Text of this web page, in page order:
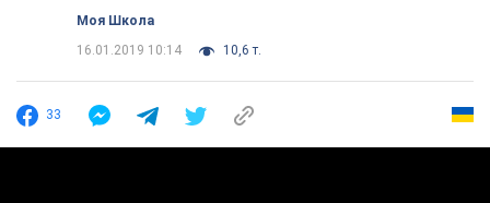
Моя Школа
16.01.2019 10:14
10,6 т.
33